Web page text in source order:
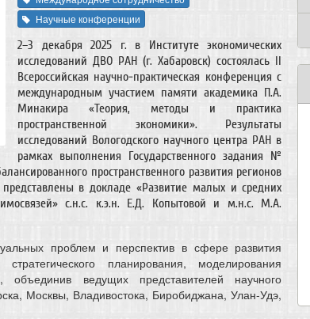
Научные конференции
2–3 декабря 2025 г. в Институте экономических
исследований ДВО РАН (г. Хабаровск) состоялась II
Всероссийская научно-практическая конференция с
международным участием памяти академика П.А.
Минакира «Теория, методы и практика
пространственной экономики». Результаты
исследований Вологодского научного центра РАН в
рамках выполнения Государственного задания №
пространственного развития регионов
в докладе «Развитие малых и средних
с.н.с. к.э.н. Е.Д. Копытовой и м.н.с. М.А.
проблем и перспектив в сфере развития
планирования, моделирования
объединив ведущих представителей научного
Москвы, Владивостока, Биробиджана, Улан-Удэ,